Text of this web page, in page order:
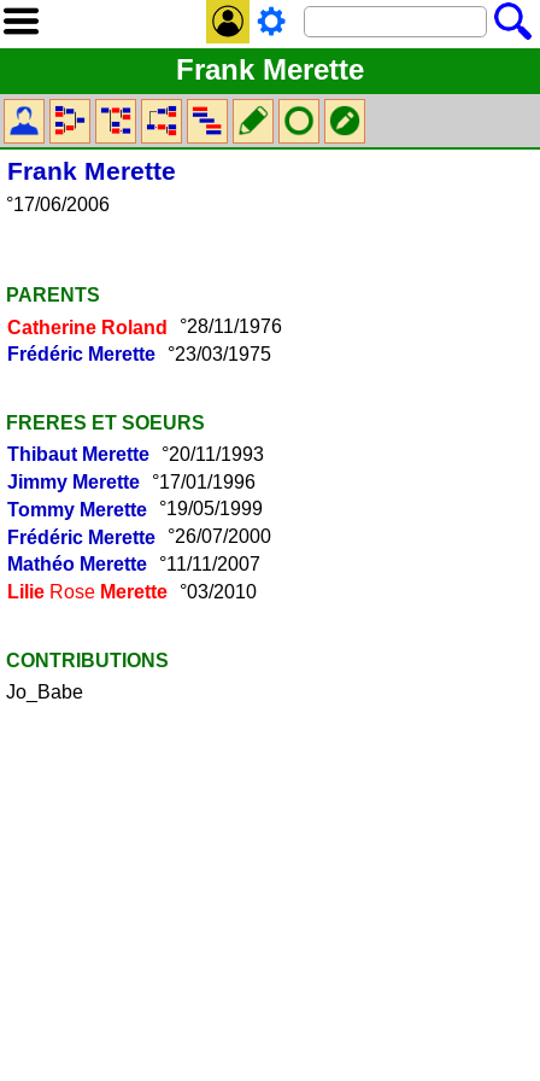
Frank Merette
Frank Merette
°17/06/2006
PARENTS
Catherine Roland
°28/11/1976
Frédéric Merette °23/03/1975
FRERES ET SOEURS
Thibaut Merette
°20/11/1993
Jimmy Merette
°17/01/1996
Tommy Merette
°19/05/1999
Frédéric Merette
°26/07/2000
Mathéo Merette
°11/11/2007
Lilie Rose Merette °03/2010
CONTRIBUTIONS
Jo_Babe